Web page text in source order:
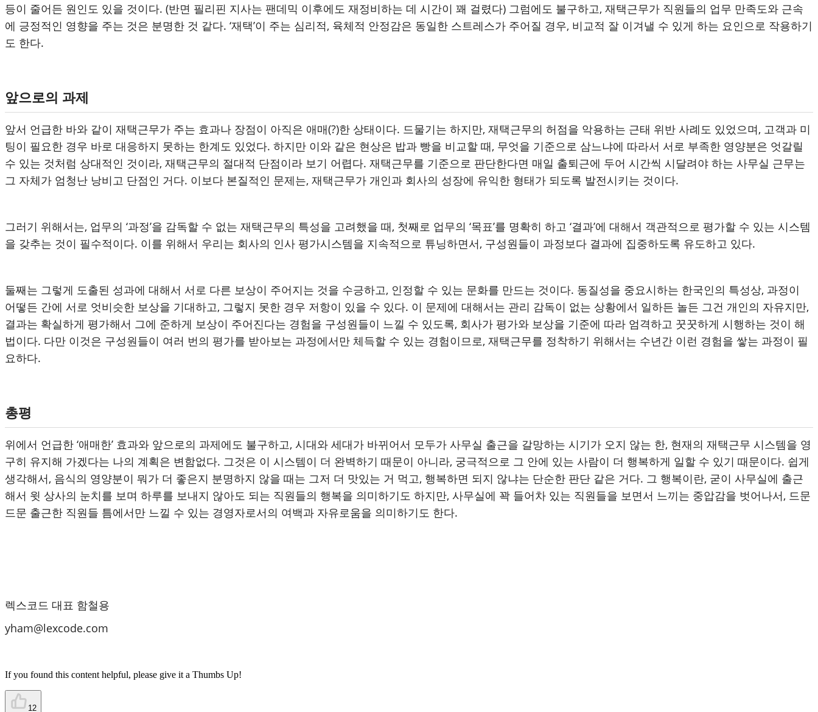
등이 줄어든 원인도 있을 것이다. (반면 필리핀 지사는 팬데믹 이후에도 재정비하는 데 시간이 꽤 걸렸다) 그럼에도 불구하고, 재택근무가 직원들의 업무 만족도와 근속
에 긍정적인 영향을 주는 것은 분명한 것 같다. ‘재택’이 주는 심리적, 육체적 안정감은 동일한 스트레스가 주어질 경우, 비교적 잘 이겨낼 수 있게 하는 요인으로 작용하기
도 한다.
앞으로의 과제
앞서 언급한 바와 같이 재택근무가 주는 효과나 장점이 아직은 애매(?)한 상태이다. 드물기는 하지만, 재택근무의 허점을 악용하는 근태 위반 사례도 있었으며, 고객과 미
팅이 필요한 경우 바로 대응하지 못하는 한계도 있었다. 하지만 이와 같은 현상은 밥과 빵을 비교할 때, 무엇을 기준으로 삼느냐에 따라서 서로 부족한 영양분은 엇갈릴
수 있는 것처럼 상대적인 것이라, 재택근무의 절대적 단점이라 보기 어렵다. 재택근무를 기준으로 판단한다면 매일 출퇴근에 두어 시간씩 시달려야 하는 사무실 근무는
그 자체가 엄청난 낭비고 단점인 거다. 이보다 본질적인 문제는, 재택근무가 개인과 회사의 성장에 유익한 형태가 되도록 발전시키는 것이다.
그러기 위해서는, 업무의 ‘과정’을 감독할 수 없는 재택근무의 특성을 고려했을 때, 첫째로 업무의 ‘목표’를 명확히 하고 ‘결과’에 대해서 객관적으로 평가할 수 있는 시스템
을 갖추는 것이 필수적이다. 이를 위해서 우리는 회사의 인사 평가시스템을 지속적으로 튜닝하면서, 구성원들이 과정보다 결과에 집중하도록 유도하고 있다.
둘째는 그렇게 도출된 성과에 대해서 서로 다른 보상이 주어지는 것을 수긍하고, 인정할 수 있는 문화를 만드는 것이다. 동질성을 중요시하는 한국인의 특성상, 과정이
어떻든 간에 서로 엇비슷한 보상을 기대하고, 그렇지 못한 경우 저항이 있을 수 있다. 이 문제에 대해서는 관리 감독이 없는 상황에서 일하든 놀든 그건 개인의 자유지만,
결과는 확실하게 평가해서 그에 준하게 보상이 주어진다는 경험을 구성원들이 느낄 수 있도록, 회사가 평가와 보상을 기준에 따라 엄격하고 꿋꿋하게 시행하는 것이 해
법이다. 다만 이것은 구성원들이 여러 번의 평가를 받아보는 과정에서만 체득할 수 있는 경험이므로, 재택근무를 정착하기 위해서는 수년간 이런 경험을 쌓는 과정이 필
요하다.
총평
위에서 언급한 ‘애매한’ 효과와 앞으로의 과제에도 불구하고, 시대와 세대가 바뀌어서 모두가 사무실 출근을 갈망하는 시기가 오지 않는 한, 현재의 재택근무 시스템을 영
구히 유지해 가겠다는 나의 계획은 변함없다. 그것은 이 시스템이 더 완벽하기 때문이 아니라, 궁극적으로 그 안에 있는 사람이 더 행복하게 일할 수 있기 때문이다. 쉽게
생각해서, 음식의 영양분이 뭐가 더 좋은지 분명하지 않을 때는 그저 더 맛있는 거 먹고, 행복하면 되지 않냐는 단순한 판단 같은 거다. 그 행복이란, 굳이 사무실에 출근
해서 윗 상사의 눈치를 보며 하루를 보내지 않아도 되는 직원들의 행복을 의미하기도 하지만, 사무실에 꽉 들어차 있는 직원들을 보면서 느끼는 중압감을 벗어나서, 드문
드문 출근한 직원들 틈에서만 느낄 수 있는 경영자로서의 여백과 자유로움을 의미하기도 한다.
렉스코드 대표 함철용
yham@lexcode.com
If you found this content helpful, please give it a Thumbs Up!
12